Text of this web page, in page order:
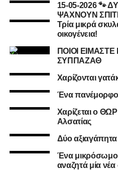
15-05-2026 🐾
ΨΑΧΝΟΥΝ ΣΠΙΤΙ
Τρία μικρά
οικογένεια!
ΠΟΙΟΙ
ΣΥΠΠΑΖΑΘ
Χαρίζονται
Ένα πανέμορφο
Χαρίζεται ο
Αλσατίας
Δύο αξιαγάπητα
Ένα μικρόσωμο
αναζητά μία νέα